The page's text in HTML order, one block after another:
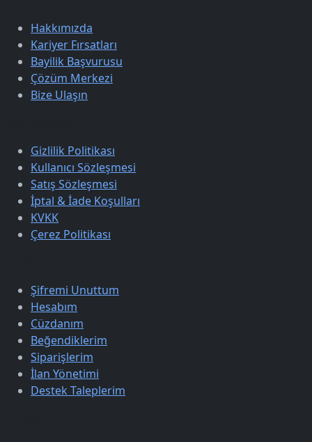
Hakkımızda
Kariyer Fırsatları
Bayilik Başvurusu
Çözüm Merkezi
Bize Ulaşın
Gizlilik Politikası
Kullanıcı Sözleşmesi
Satış Sözleşmesi
İptal & İade Koşulları
KVKK
Çerez Politikası
Şifremi Unuttum
Hesabım
Cüzdanım
Beğendiklerim
Siparişlerim
İlan Yönetimi
Destek Taleplerim